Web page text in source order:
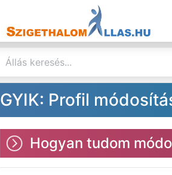
GYIK: Profil
Hogyan tudom